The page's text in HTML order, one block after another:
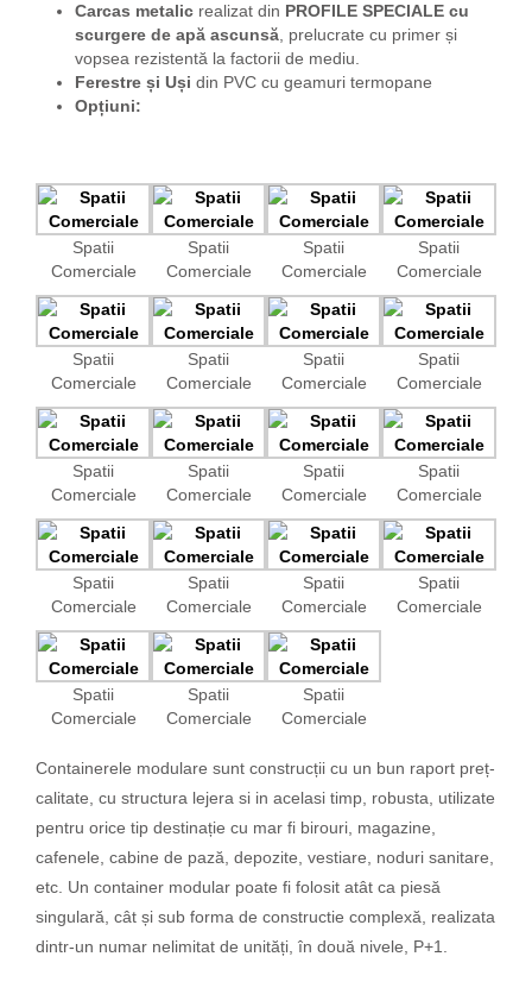
Carcas metalicrealizat din PROFILE SPECIALE cu
scurgere de apă ascunsă, prelucrate cu primer și
vopsea rezistentă la factorii de mediu.
Ferestre și Uși din PVC cu geamuri termopane
Opțiuni:
Spatii
Comerciale
Spatii
Comerciale
Spatii
Comerciale
Spatii
Comerciale
Spatii
Comerciale
Spatii
Comerciale
Spatii
Comerciale
Spatii
Comerciale
Spatii
Comerciale
Spatii
Comerciale
Spatii
Comerciale
Spatii
Comerciale
Spatii
Comerciale
Spatii
Comerciale
Spatii
Comerciale
Spatii
Comerciale
Spatii
Comerciale
Spatii
Comerciale
Spatii
Comerciale
Containerele modulare sunt construcții cu un bun raport preț-
calitate, cu structura lejera si in acelasi timp, robusta, utilizate
pentru orice tip destinație cu mar fi birouri, magazine,
cafenele, cabine de pază, depozite, vestiare, noduri sanitare,
etc. Un container modular poate fi folosit atât ca piesă
singulară, cât și sub forma de constructie complexă, realizata
dintr-un numar nelimitat de unități, în două nivele, P+1.